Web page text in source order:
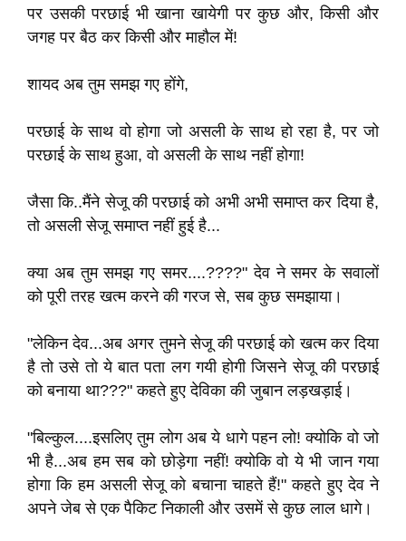
पर उसकी परछाई भी खाना खायेगी पर कुछ और, किसी और
जगह पर बैठ कर किसी और माहौल में!
शायद अब तुम समझ गए होंगे,
परछाई के साथ वो होगा जो असली के साथ हो रहा है, पर जो
परछाई के साथ हुआ, वो असली के साथ नहीं होगा!
जैसा कि..मैंने सेजू की परछाई को अभी अभी समाप्त कर दिया है,
तो असली सेजू समाप्त नहीं हुई है...
क्या अब तुम समझ गए समर....????" देव ने समर के सवालों
को पूरी तरह खत्म करने की गरज से, सब कुछ समझाया।
"लेकिन देव...अब अगर तुमने सेजू की परछाई को खत्म कर दिया
है तो उसे तो ये बात पता लग गयी होगी जिसने सेजू की परछाई
को बनाया था???" कहते हुए देविका की जुबान लड़खड़ाई।
"बिल्कुल....इसलिए तुम लोग अब ये धागे पहन लो! क्योकि वो जो
भी है...अब हम सब को छोड़ेगा नहीं! क्योकि वो ये भी जान गया
होगा कि हम असली सेजू को बचाना चाहते हैं!" कहते हुए देव ने
अपने जेब से एक पैकिट निकाली और उसमें से कुछ लाल धागे।